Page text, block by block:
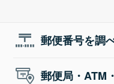
郵便番号を調
郵便局・ATM